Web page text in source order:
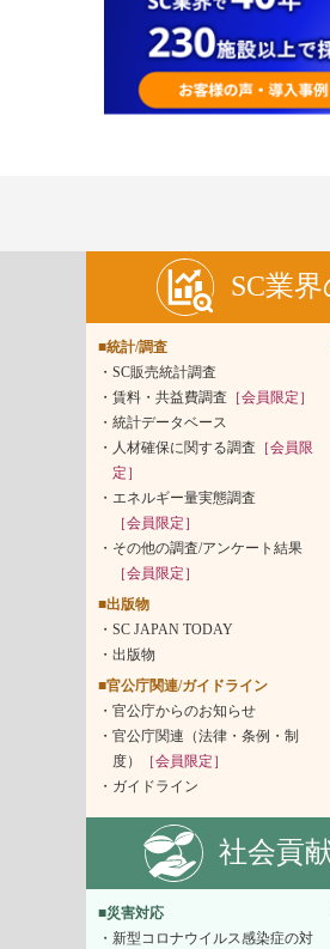
SC業
■統計/調査
SC販売統計調査
賃料・共益費調査 ［会員限定］
統計データベース
人材確保に関する調査 ［会員限
定］
エネルギー量実態調査
［会員限定］
その他の調査/アンケート結果
［会員限定］
■出版物
SC JAPAN TODAY
出版物
■官公庁関連/ガイドライン
官公庁からのお知らせ
官公庁関連（法律・条例・制
度）
［会員限定］
ガイドライン
社会貢
■災害対応
新型コロナウイルス感染症の対